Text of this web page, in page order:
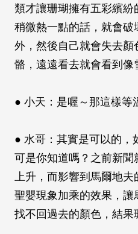
類才讓珊瑚擁有五彩繽
稍微熱一點的話，就會
外，然後自己就會失去
骼，遠遠看去就會看到像
● 小天：是喔～那這樣等
● 水哥：其實是可以的，
可是你知道嗎？之前新
上升，而影響到馬爾地
聖嬰現象加乘的效果，
找不回過去的顏色，結果